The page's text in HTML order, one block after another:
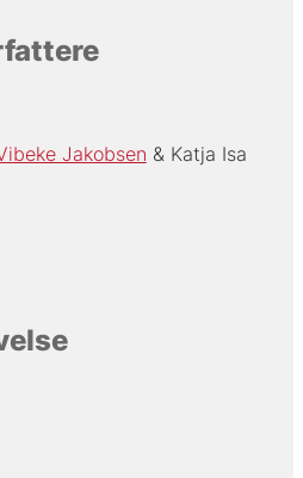
Jakobsen
Katja Isa